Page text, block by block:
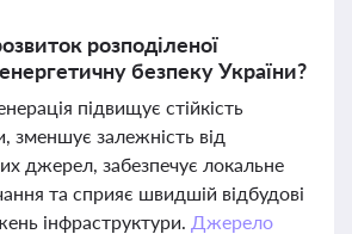
розподіленої
енергетичну безпеку України?
підвищує стійкість
зменшує залежність від
джерел, забезпечує локальне
та сприяє швидшій відбудові
інфраструктури. Джерело